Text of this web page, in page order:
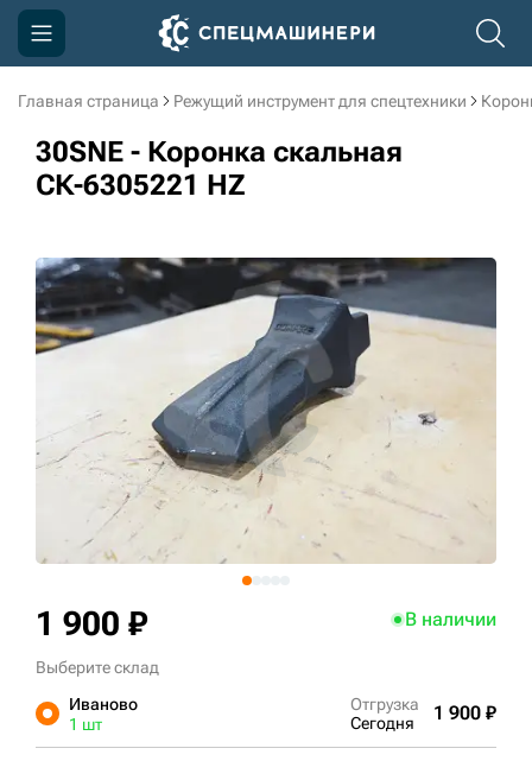
Главная страница Режущий инструмент для спецтехники
30SNE - Коронка скальная
СК-6305221 HZ
1 900 ₽ В наличии
Выберите склад
Иваново
1 шт
Отгрузка
Сегодня
1 900 ₽
Компания
Акции
Информация
Контакты
3D тур по производству
3D тур по складам
sksale@skdst.ru
+7 (499) 394-50-93